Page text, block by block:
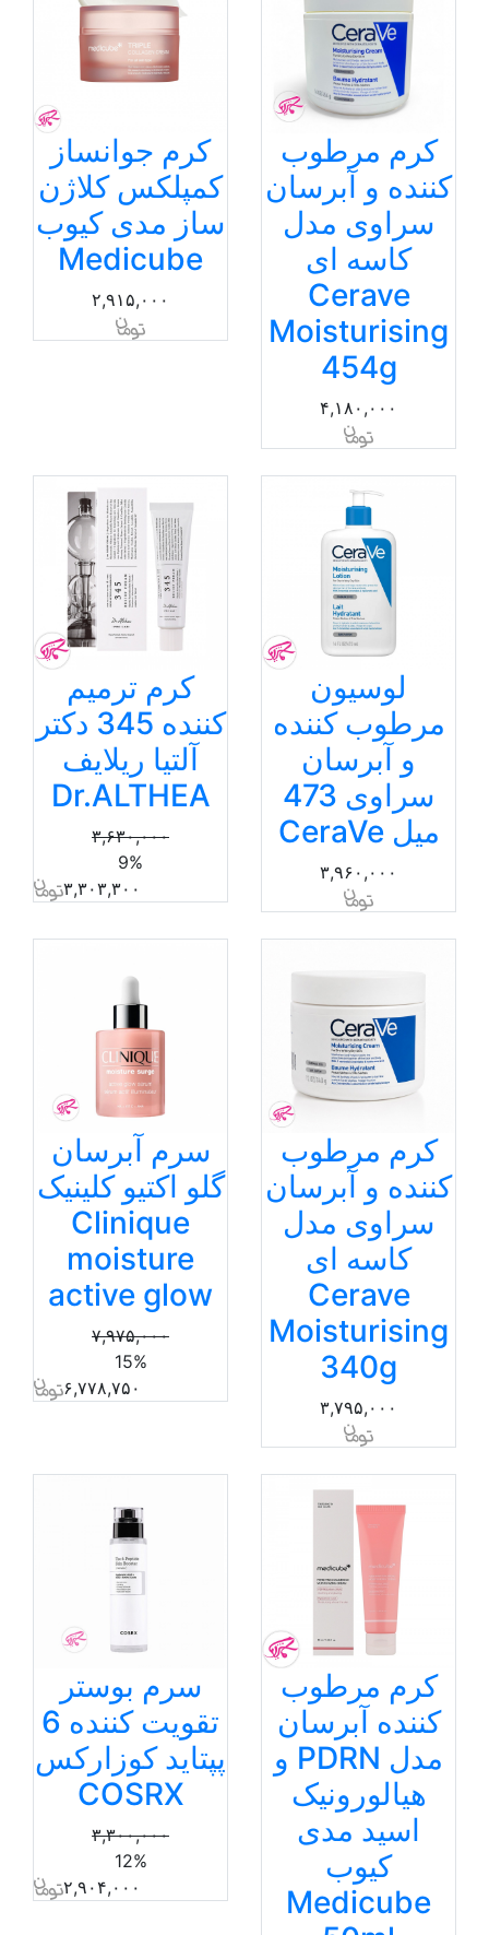
کرم مرطوب
کننده و آبرسان
سراوی مدل
کاسه ای
Cerave
Moisturising
454g
۴,۱۸۰,۰۰۰
کرم جوانساز
کمپلکس کلاژن
ساز مدی کیوب
Medicube
۲,۹۱۵,۰۰۰
لوسیون
مرطوب کننده
و آبرسان
سراوی 473
میل CeraVe
۳,۹۶۰,۰۰۰
کرم ترمیم
کننده 345 دکتر
آلتیا ریلایف
Dr.ALTHEA
۳,۶۳۰,۰۰۰
9%
۳,۳۰۳,۳۰۰
کرم مرطوب
کننده و آبرسان
سراوی مدل
کاسه ای
Cerave
Moisturising
340g
۳,۷۹۵,۰۰۰
سرم آبرسان
گلو اکتیو کلینیک
Clinique
moisture
active glow
۷,۹۷۵,۰۰۰
15%
۶,۷۷۸,۷۵۰
کرم مرطوب
کننده آبرسان
مدل PDRN و
هیالورونیک
اسید مدی
کیوب
Medicube
سرم بوستر
تقویت کننده 6
پپتاید کوزارکس
COSRX
۳,۳۰۰,۰۰۰
12%
۲,۹۰۴,۰۰۰